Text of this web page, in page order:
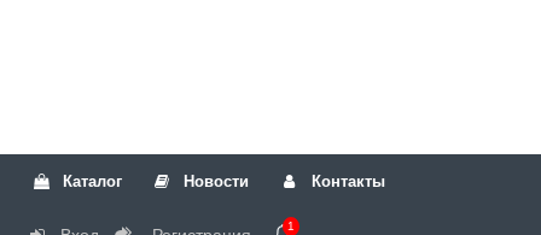
Каталог Новости Контакты
1